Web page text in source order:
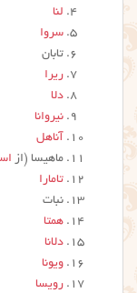
لنا
سروا
تابان
ریرا
دلا
نیروانا
آناهل
ماهیسا (از
تامارا
نبات
همتا
دلانا
ویونا
رویسا